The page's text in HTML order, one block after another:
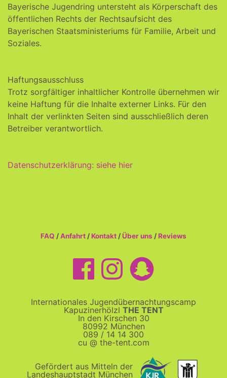
Bayerische Jugendring untersteht als Körperschaft des
öffentlichen Rechts der Rechtsaufsicht des
Bayerischen Staatsministeriums für Familie, Arbeit und
Soziales.
Haftungsausschluss
Trotz sorgfältiger inhaltlicher Kontrolle übernehmen wir
keine Haftung für die Inhalte externer Links. Für den
Inhalt der verlinkten Seiten sind ausschließlich deren
Betreiber verantwortlich.
Datenschutzerklärung: siehe hier
FAQ /Anfahrt /Kontakt /Über uns /Reviews
Internationales Jugendübernachtungscamp
Kapuzinerhölzl THE TENT
In den Kirschen 30
80992 München
089 / 14 14 300
cu @ the-tent.com
Gefördert aus Mitteln der
Landeshauptstadt München